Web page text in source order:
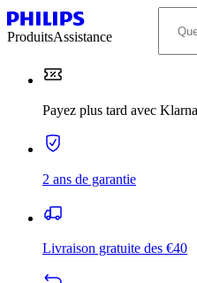
ProduitsAssistance
Payez plus tard avec Klarna
2 ans de garantie
Livraison gratuite des €40